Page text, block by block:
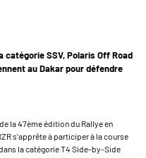
SSV, Polaris Off Road
au Dakar pour défendre
la 47ème édition du Rallye en
s'apprête à participer à la course
la catégorie T4 Side-by-Side